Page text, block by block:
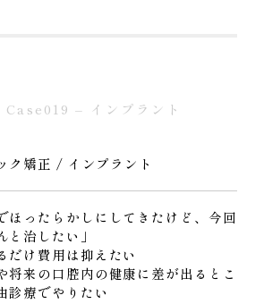
Case019 – インプラント
ク矯正 / インプラント
ほったらかしにしてきたけど、今回
と治したい」
だけ費用は抑えたい
将来の口腔内の健康に差が出るとこ
診療でやりたい